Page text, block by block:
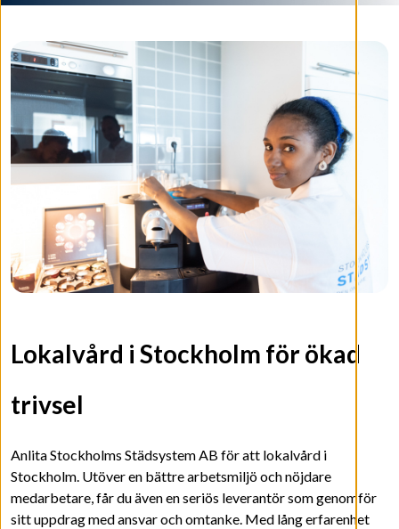
Lokalvård i Stockholm för ökad
trivsel
Anlita Stockholms Städsystem AB för att lokalvård i
Stockholm. Utöver en bättre arbetsmiljö och nöjdare
medarbetare, får du även en seriös leverantör som genomför
sitt uppdrag med ansvar och omtanke. Med lång erfarenhet